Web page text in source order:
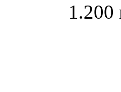
1.200